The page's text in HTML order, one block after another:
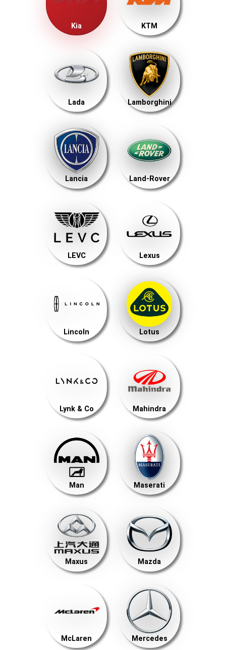
Kia KTM
Lada Lamborghini
Lancia Land-Rover
LEVC Lexus
Lincoln Lotus
Lynk & Co Mahindra
Man Maserati
Maxus Mazda
McLaren Mercedes